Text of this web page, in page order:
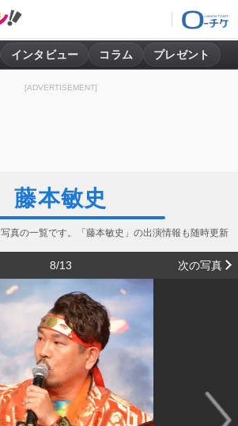
インタビュー コラム プレゼント
[ADVERTISEMENT]
藤本敏史
写真の一覧です。「藤本敏史」の出演情報も随時更新
8/13 次の写真